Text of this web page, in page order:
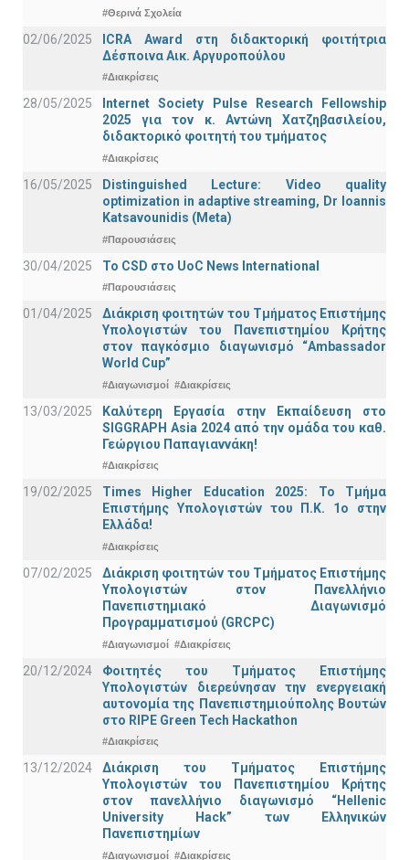
#Θερινά Σχολεία
02/06/2025
ICRA Award στη διδακτορική φοιτήτρια
Δέσποινα Αικ. Αργυροπούλου
#Διακρίσεις
28/05/2025
Internet Society Pulse Research Fellowship
2025 για τον κ. Αντώνη Χατζηβασιλείου,
διδακτορικό φοιτητή του τμήματος
#Διακρίσεις
16/05/2025
Distinguished Lecture: Video quality
optimization in adaptive streaming, Dr Ioannis
Katsavounidis (Meta)
#Παρουσιάσεις
30/04/2025 To CSD στο UoC News International
#Παρουσιάσεις
01/04/2025
Διάκριση φοιτητών του Τμήματος Επιστήμης
Υπολογιστών του Πανεπιστημίου Κρήτης
στον παγκόσμιο διαγωνισμό “Ambassador
World Cup”
#Διαγωνισμοί #Διακρίσεις
13/03/2025
Καλύτερη Εργασία στην Εκπαίδευση στο
SIGGRAPH Asia 2024 από την ομάδα του καθ.
Γεώργιου Παπαγιαννάκη!
#Διακρίσεις
19/02/2025
Times Higher Education 2025: Το Τμήμα
Επιστήμης Υπολογιστών του Π.Κ. 1ο στην
Ελλάδα!
#Διακρίσεις
07/02/2025
Διάκριση φοιτητών του Τμήματος Επιστήμης
Υπολογιστών στον Πανελλήνιο
Πανεπιστημιακό Διαγωνισμό
Προγραμματισμού (GRCPC)
#Διαγωνισμοί #Διακρίσεις
20/12/2024
Φοιτητές του Τμήματος Επιστήμης
Υπολογιστών διερεύνησαν την ενεργειακή
αυτονομία της Πανεπιστημιούπολης Βουτών
στο RIPE Green Tech Hackathon
#Διακρίσεις
13/12/2024
Διάκριση του Τμήματος Επιστήμης
Υπολογιστών του Πανεπιστημίου Κρήτης
στον πανελλήνιο διαγωνισμό “Hellenic
University Hack” των Ελληνικών
Πανεπιστημίων
#Διαγωνισμοί #Διακρίσεις